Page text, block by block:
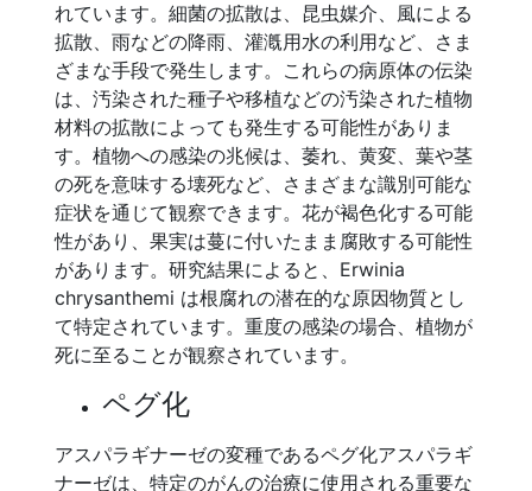
れています。細菌の拡散は、昆虫媒介、風による
拡散、雨などの降雨、灌漑用水の利用など、さま
ざまな手段で発生します。これらの病原体の伝染
は、汚染された種子や移植などの汚染された植物
材料の拡散によっても発生する可能性がありま
す。植物への感染の兆候は、萎れ、黄変、葉や茎
の死を意味する壊死など、さまざまな識別可能な
症状を通じて観察できます。花が褐色化する可能
性があり、果実は蔓に付いたまま腐敗する可能性
があります。研究結果によると、Erwinia
chrysanthemi は根腐れの潜在的な原因物質とし
て特定されています。重度の感染の場合、植物が
死に至ることが観察されています。
ペグ化
アスパラギナーゼの変種であるペグ化アスパラギ
ナーゼは、特定のがんの治療に使用される重要な